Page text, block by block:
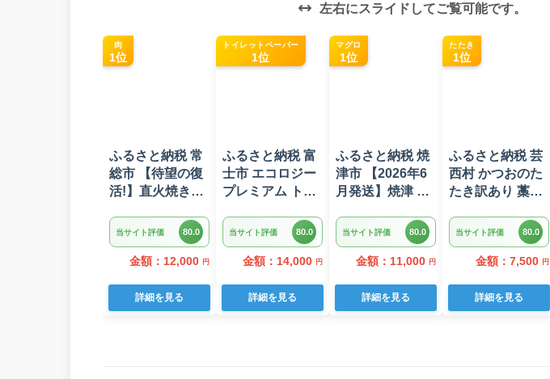
左右にスライドしてご覧可能です。
肉
1位
ふるさと納税 常
総市 【待望の復
活!】直火焼きハ
ラスソース 3kg
22個入り
当サイト評価 80.0
金額：12,000 円
詳細を見る
トイレットペーパー
1位
ふるさと納税 富
士市 エコロジー
プレミアム トイ
ダブル 96ロール
日用品 人気
当サイト評価 80.0
金額：14,000 円
詳細を見る
マグロ
1位
ふるさと納税 焼
津市 【2026年6
月発送】焼津 マ
ット F4 ねぎとろ
(a10-875202606)
当サイト評価 80.0
金額：11,000 円
詳細を見る
たたき
1位
ふるさと納税 芸
西村 かつおのた
たき訳あり 藁焼
キ【KYF027】
当サイト評価 80.0
金額：7,500 円
詳細を見る